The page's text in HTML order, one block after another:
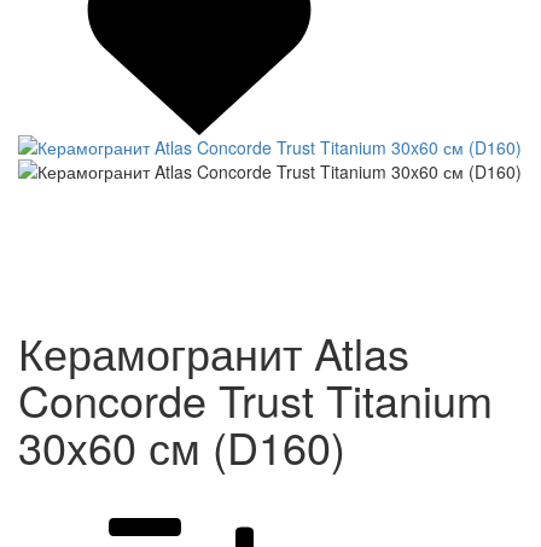
Керамогранит Atlas
Concorde Trust Titanium
30x60 см (D160)